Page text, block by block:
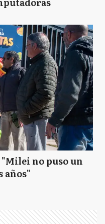
no puso un
años"